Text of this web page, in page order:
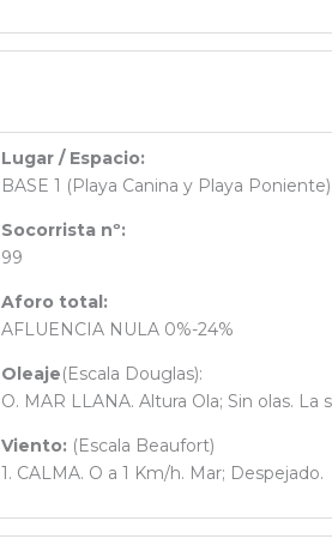
Lugar / Espacio:
BASE 1 (Playa Canina y Playa Poniente)
Socorrista nº:
99
Aforo total:
AFLUENCIA NULA 0%-24%
Oleaje(Escala Douglas):
O. MAR LLANA. Altura Ola; Sin olas.
Viento: (Escala Beaufort)
1. CALMA. O a 1 Km/h. Mar; Despejado.